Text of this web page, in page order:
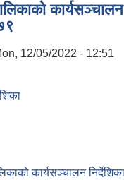
कार्यसञ्चालन
12/05/2022 - 12:51
कार्यसञ्चालन